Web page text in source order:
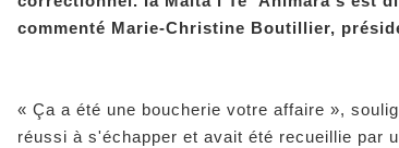
commenté Marie-Christine Boutillier,
« Ça a été une boucherie votre affaire »,
réussi à s'échapper et avait été recueillie par